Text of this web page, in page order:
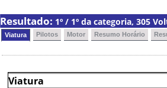
Resultado: 1º / 1º da categoria, 305
Viatura Pilotos Motor Resumo Horário
Viatura